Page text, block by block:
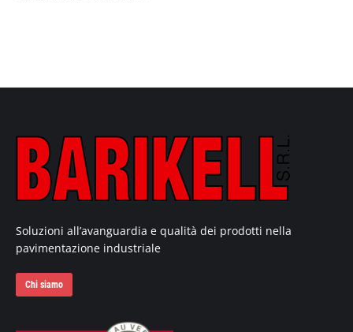
Soluzioni all’avanguardia e qualità dei prodotti nella
pavimentazione industriale
Chi siamo